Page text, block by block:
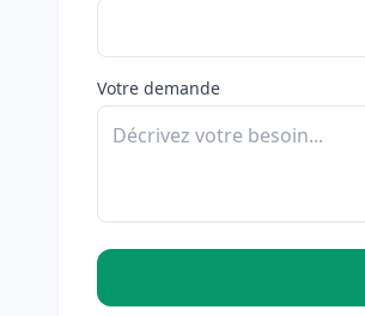
Votre demande